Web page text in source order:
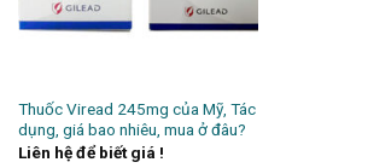
Thuốc Viread 245mg của Mỹ, Tác
dụng, giá bao nhiêu, mua ở đâu?
Liên hệ để biết giá !